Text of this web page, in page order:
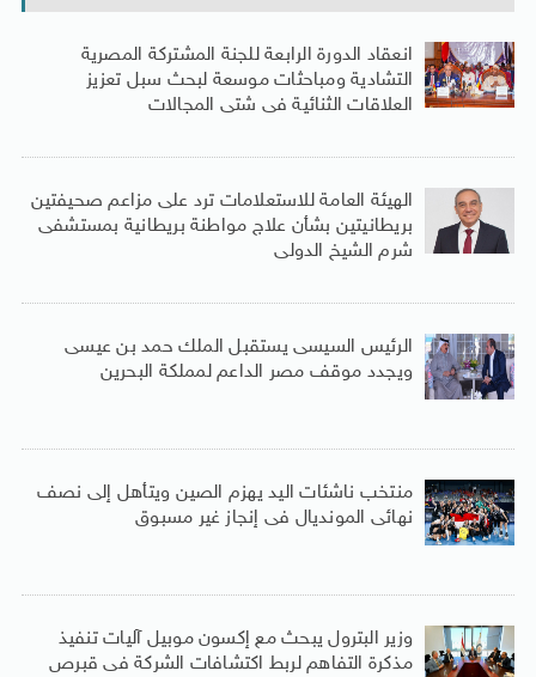
انعقاد الدورة الرابعة للجنة المشتركة المصرية
التشادية ومباحثات موسعة لبحث سبل تعزيز
العلاقات الثنائية فى شتى المجالات
الهيئة العامة للاستعلامات ترد على مزاعم صحيفتين
بريطانيتين بشأن علاج مواطنة بريطانية بمستشفى
شرم الشيخ الدولى
الرئيس السيسى يستقبل الملك حمد بن عيسى
ويجدد موقف مصر الداعم لمملكة البحرين
منتخب ناشئات اليد يهزم الصين ويتأهل إلى نصف
نهائى المونديال فى إنجاز غير مسبوق
وزير البترول يبحث مع إكسون موبيل آليات تنفيذ
مذكرة التفاهم لربط اكتشافات الشركة فى قبرص